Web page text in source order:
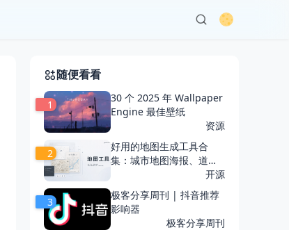
随便看看
1
30 个 2025 年 Wallpaper
Engine 最佳壁纸
资源
2
好用的地图生成工具合
集：城市地图海报、道路
开源
3
极客分享周刊 | 抖音推荐
影响器
极客分享周刊